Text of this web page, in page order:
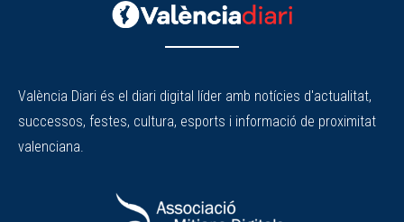
València Diari és el diari digital líder amb notícies d'actualitat,
successos, festes, cultura, esports i informació de proximitat
valenciana.